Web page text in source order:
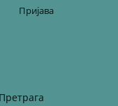
Претрага
Пријава